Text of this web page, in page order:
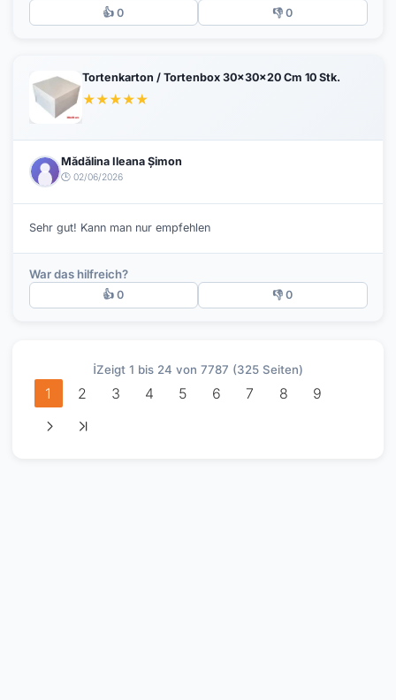
👍 0 👎 0
Tortenkarton / Tortenbox 30x30x20 Cm 10 Stk.
★★★★★
Mădălina Ileana Șimon
🕒 02/06/2026
Sehr gut! Kann man nur empfehlen
War das hilfreich?
👍 0 👎 0
ℹ️Zeigt 1 bis 24 von 7787 (325 Seiten)
1 2 3 4 5 6 7 8 9